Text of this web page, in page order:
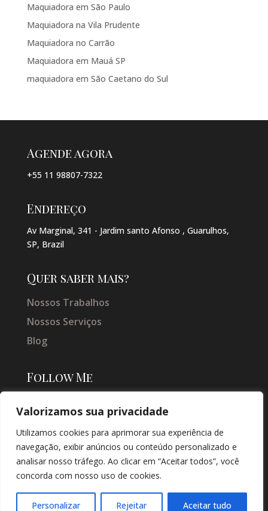
Valorizamos sua privacidade
Utilizamos cookies para aprimorar sua experiência de
navegação, exibir anúncios ou conteúdo personalizado e
analisar nosso tráfego. Ao clicar em “Aceitar todos”, você
concorda com nosso uso de cookies.
Personalizar Rejeitar Aceitar tudo
Maquiadora em São Paulo
Maquiadora na Vila Prudente
Maquiadora no Carrão
Maquiadora em Mauá SP
maquiadora em São Caetano do Sul
Agende agora
+55 11 98807-7322
Endereço
Av Marginal, 341 - Jardim santo Afonso , Guarulhos,
SP, Brazil
Quer saber mais?
Nossos Trabalhos
Nossos Serviços
Blog
Follow Me
SOLUÇÕES DIGITAIS |
CRIAÇÃO DE SITES